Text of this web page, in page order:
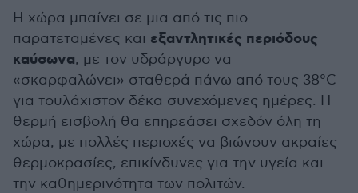
Η χώρα μπαίνει σε μια από τις πιο
παρατεταμένες και εξαντλητικές περιόδους
καύσωνα, με τον υδράργυρο να
«σκαρφαλώνει» σταθερά πάνω από τους 38°C
για τουλάχιστον δέκα συνεχόμενες ημέρες. Η
θερμή εισβολή θα επηρεάσει σχεδόν όλη τη
χώρα, με πολλές περιοχές να βιώνουν ακραίες
θερμοκρασίες, επικίνδυνες για την υγεία και
την καθημερινότητα των πολιτών.